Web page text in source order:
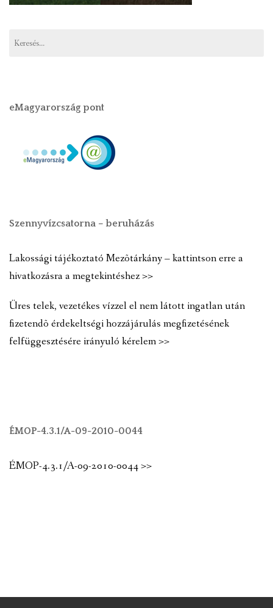
eMagyarország pont
Szennyvízcsatorna – beruházás
Lakossági tájékoztató Mezõtárkány – kattintson erre a
hivatkozásra a megtekintéshez >>
Üres telek, vezetékes vízzel el nem látott ingatlan után
fizetendõ érdekeltségi hozzájárulás megfizetésének
felfüggesztésére irányuló kérelem >>
ÉMOP-4.3.1/A-09-2010-0044
ÉMOP-4.3.1/A-09-2010-0044 >>